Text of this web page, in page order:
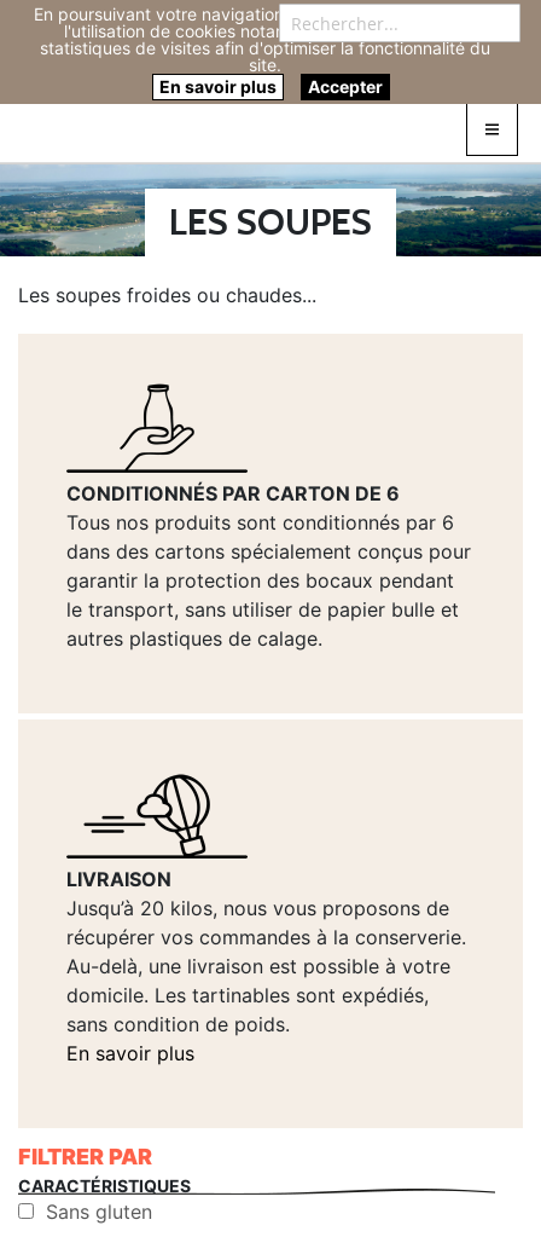
En poursuivant votre navigation sur ce site, vous acceptez
l'utilisation de cookies notamment pour réaliser des
statistiques de visites afin d'optimiser la fonctionnalité du
site.
En savoir plus
Accepter
Connexion
LES SOUPES
Les soupes froides ou chaudes...
CONDITIONNÉS PAR CARTON DE 6
Tous nos produits sont conditionnés par 6
dans des cartons spécialement conçus pour
garantir la protection des bocaux pendant
le transport, sans utiliser de papier bulle et
autres plastiques de calage.
LIVRAISON
Jusqu’à 20 kilos, nous vous proposons de
récupérer vos commandes à la conserverie.
Au-delà, une livraison est possible à votre
domicile. Les tartinables sont expédiés,
sans condition de poids.
En savoir plus
FILTRER PAR
CARACTÉRISTIQUES
Sans gluten